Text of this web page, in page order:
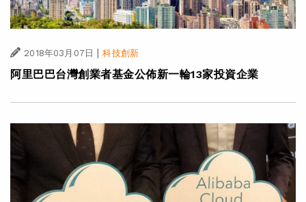
2018年03月07日 | 科技創新
阿里巴巴台灣創業者基金公佈新一輪13家投資企業